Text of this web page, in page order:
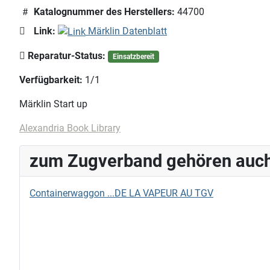
Katalognummer des Herstellers: 44700
Link:
Märklin Datenblatt
Reparatur-Status: Einsatzbereit
Verfügbarkeit: 1/1
Märklin Start up
Alexandria Book Library
zum Zugverband gehören
Containerwaggon ...DE LA VAPEUR AU TGV